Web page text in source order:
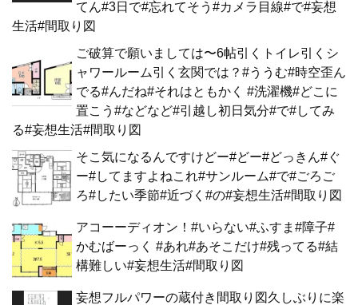
てん#3日で#忘れてそう#カメラ目線#で#妄想
生活#間取り図
ご破算で願いましては〜6帖引くトイレ引くシ
ャワールーム引く玄関では？#ううむ#時空歪ん
でる#んだね#それはともかく #洗濯機#どこに
置こう#などなど#引越し初日気分#で#してみ
る#妄想生活#間取り図
そこ気になるんですけどー#どー#どっきん#ぐ
ー#してますよねこれ#サンルーム#で#ごろご
ろ#したい季節#近づく#の#妄想生活#間取り図
アコーーディオン！#いらない#ふすま#障子#
かむばーっく #あれ#あそこだけ#残ってる#結
構難しい#妄想生活#間取り図
妄想フルパワーの蔵付き間取り図久しぶりに楽